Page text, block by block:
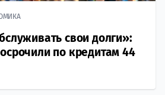
свои долги»:
по кредитам 44